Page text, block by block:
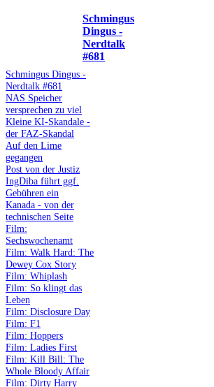
Schmingus
Dingus -
Nerdtalk
#681
Schmingus Dingus -
Nerdtalk #681
NAS Speicher
versprechen zu viel
Kleine KI-Skandale -
der FAZ-Skandal
Auf den Lime
gegangen
Post von der Justiz
IngDiba führt ggf.
Gebühren ein
Kanada - von der
technischen Seite
Film:
Sechswochenamt
Film: Walk Hard: The
Dewey Cox Story
Film: Whiplash
Film: So klingt das
Leben
Film: Disclosure Day
Film: F1
Film: Hoppers
Film: Ladies First
Film: Kill Bill: The
Whole Bloody Affair
Film: Dirty Harry